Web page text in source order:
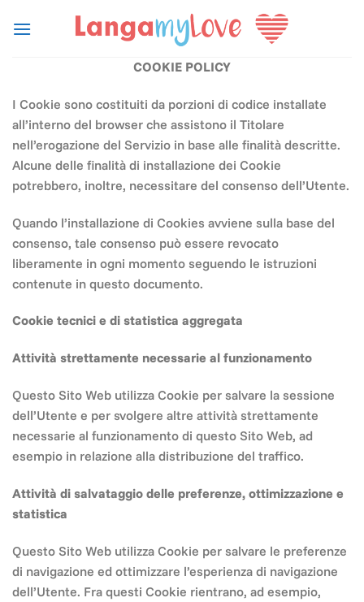
COOKIE POLICY
I Cookie sono costituiti da porzioni di codice installate
all’interno del browser che assistono il Titolare
nell’erogazione del Servizio in base alle finalità descritte.
Alcune delle finalità di installazione dei Cookie
potrebbero, inoltre, necessitare del consenso dell’Utente.
Quando l’installazione di Cookies avviene sulla base del
consenso, tale consenso può essere revocato
liberamente in ogni momento seguendo le istruzioni
contenute in questo documento.
Cookie tecnici e di statistica aggregata
Attività strettamente necessarie al funzionamento
Questo Sito Web utilizza Cookie per salvare la sessione
dell’Utente e per svolgere altre attività strettamente
necessarie al funzionamento di questo Sito Web, ad
esempio in relazione alla distribuzione del traffico.
Attività di salvataggio delle preferenze, ottimizzazione e
statistica
Questo Sito Web utilizza Cookie per salvare le preferenze
di navigazione ed ottimizzare l’esperienza di navigazione
dell’Utente. Fra questi Cookie rientrano, ad esempio,